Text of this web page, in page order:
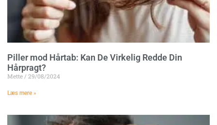
Piller mod Hårtab: Kan De Virkelig Redde Din
Hårpragt?
Mette 29/08/2024
Læs mere »